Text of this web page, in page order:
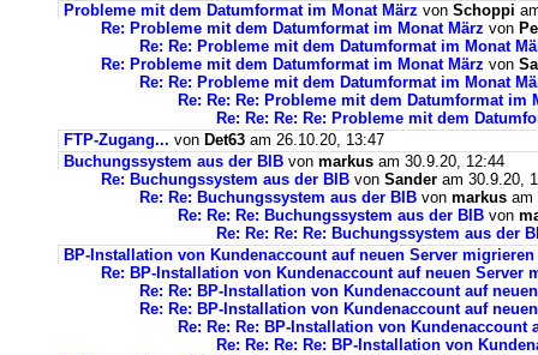
Probleme mit dem Datumformat im Monat März von Schoppi
Re: Probleme mit dem Datumformat im Monat März von
Re: Re: Probleme mit dem Datumformat im Monat
Re: Probleme mit dem Datumformat im Monat März von
Re: Re: Probleme mit dem Datumformat im Monat
Re: Re: Re: Probleme mit dem Datumformat im
Re: Re: Re: Re: Probleme mit dem
FTP-Zugang... von Det63 am 26.10.20, 13:47
Buchungssystem aus der BIB von markus am 30.9.20, 12:44
Re: Buchungssystem aus der BIB von Sander am 30.9.20,
Re: Re: Buchungssystem aus der BIB von markus am
Re: Re: Re: Buchungssystem aus der BIB von
Re: Re: Re: Re: Buchungssystem aus der
BP-Installation von Kundenaccount auf neuen Server migrieren
Re: BP-Installation von Kundenaccount auf neuen Server
Re: Re: BP-Installation von Kundenaccount auf
Re: Re: BP-Installation von Kundenaccount auf
Re: Re: Re: BP-Installation von Kundenaccount
Re: Re: Re: Re: BP-Installation von